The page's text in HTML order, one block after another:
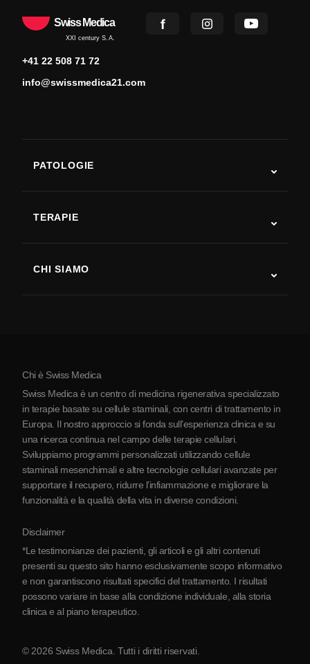
Swiss Medica
XXI century S.A.
+41 22 508 71 72
info@swissmedica21.com
PATOLOGIE
Malattia di Parkinson
Artrite
TERAPIE
CHI SIAMO
La Serbia
Partnership
Chi è Swiss Medica
Swiss Medica è un centro di medicina rigenerativa specializzato
in terapie basate su cellule staminali, con centri di trattamento in
Europa. Il nostro approccio si fonda sull’esperienza clinica e su
una ricerca continua nel campo delle terapie cellulari.
Sviluppiamo programmi personalizzati utilizzando cellule
staminali mesenchimali e altre tecnologie cellulari avanzate per
supportare il recupero, ridurre l’infiammazione e migliorare la
funzionalità e la qualità della vita in diverse condizioni.
Disclaimer
*Le testimonianze dei pazienti, gli articoli e gli altri contenuti
presenti su questo sito hanno esclusivamente scopo informativo
e non garantiscono risultati specifici del trattamento. I risultati
possono variare in base alla condizione individuale, alla storia
clinica e al piano terapeutico.
© 2026 Swiss Medica. Tutti i diritti riservati.